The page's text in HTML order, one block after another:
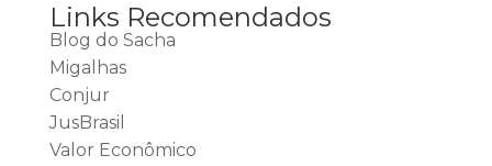
Links Recomendados
Blog do Sacha
Migalhas
Conjur
JusBrasil
Valor Econômico